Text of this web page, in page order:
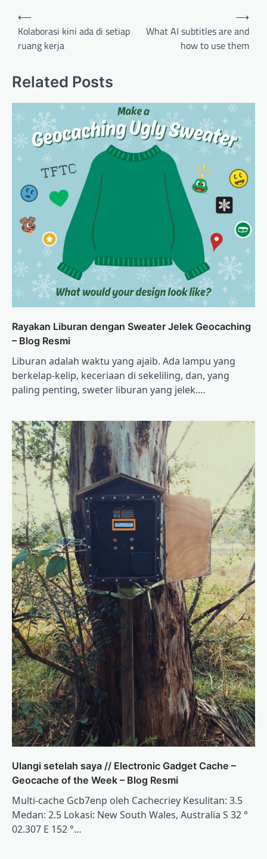
Post
navigation
⟵
Kolaborasi kini ada di setiap
ruang kerja
What AI subtitles are and
how to use them
⟶
Related Posts
Rayakan Liburan dengan Sweater Jelek Geocaching
– Blog Resmi
Liburan adalah waktu yang ajaib. Ada lampu yang
berkelap-kelip, keceriaan di sekeliling, dan, yang
paling penting, sweter liburan yang jelek.…
Ulangi setelah saya // Electronic Gadget Cache –
Geocache of the Week – Blog Resmi
Multi-cache Gcb7enp oleh Cachecriey Kesulitan: 3.5
Medan: 2.5 Lokasi: New South Wales, Australia S 32 °
02.307 E 152 °…